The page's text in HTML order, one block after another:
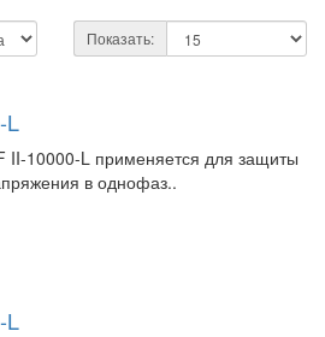
Показать:
L
II-10000-L применяется для защиты
в однофаз..
L